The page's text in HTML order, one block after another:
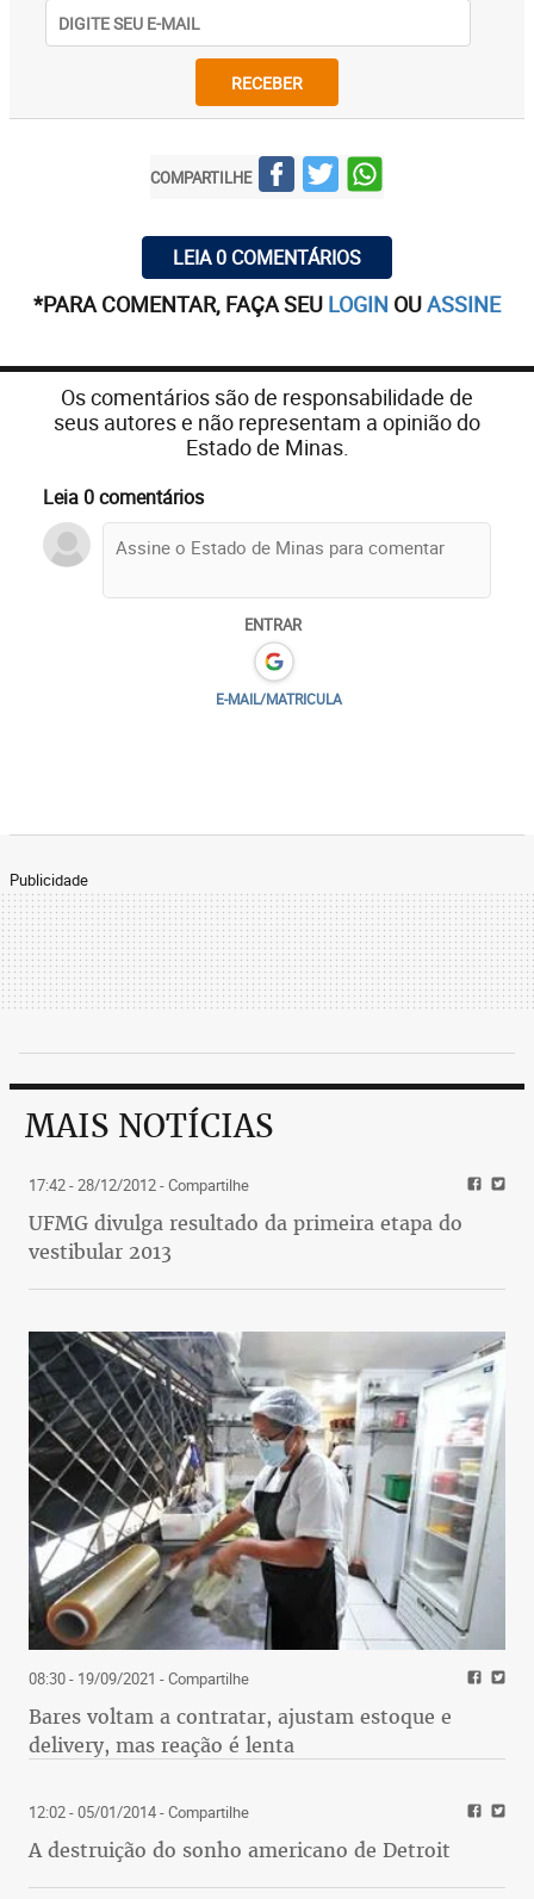
RECEBER
COMPARTILHE
LEIA 0 COMENTÁRIOS
*PARA COMENTAR, FAÇA SEU LOGIN OUASSINE
Os comentários são de responsabilidade de
seus autores e não representam a opinião do
Estado de Minas.
Leia 0 comentários
ENTRAR
E-MAIL/MATRICULA
Publicidade
MAIS NOTÍCIAS
17:42 - 28/12/2012- Compartilhe
UFMG divulga resultado da primeira etapa do
vestibular 2013
08:30 - 19/09/2021 - Compartilhe
Bares voltam a contratar, ajustam estoque e
delivery, mas reação é lenta
12:02 - 05/01/2014- Compartilhe
A destruição do sonho americano de Detroit